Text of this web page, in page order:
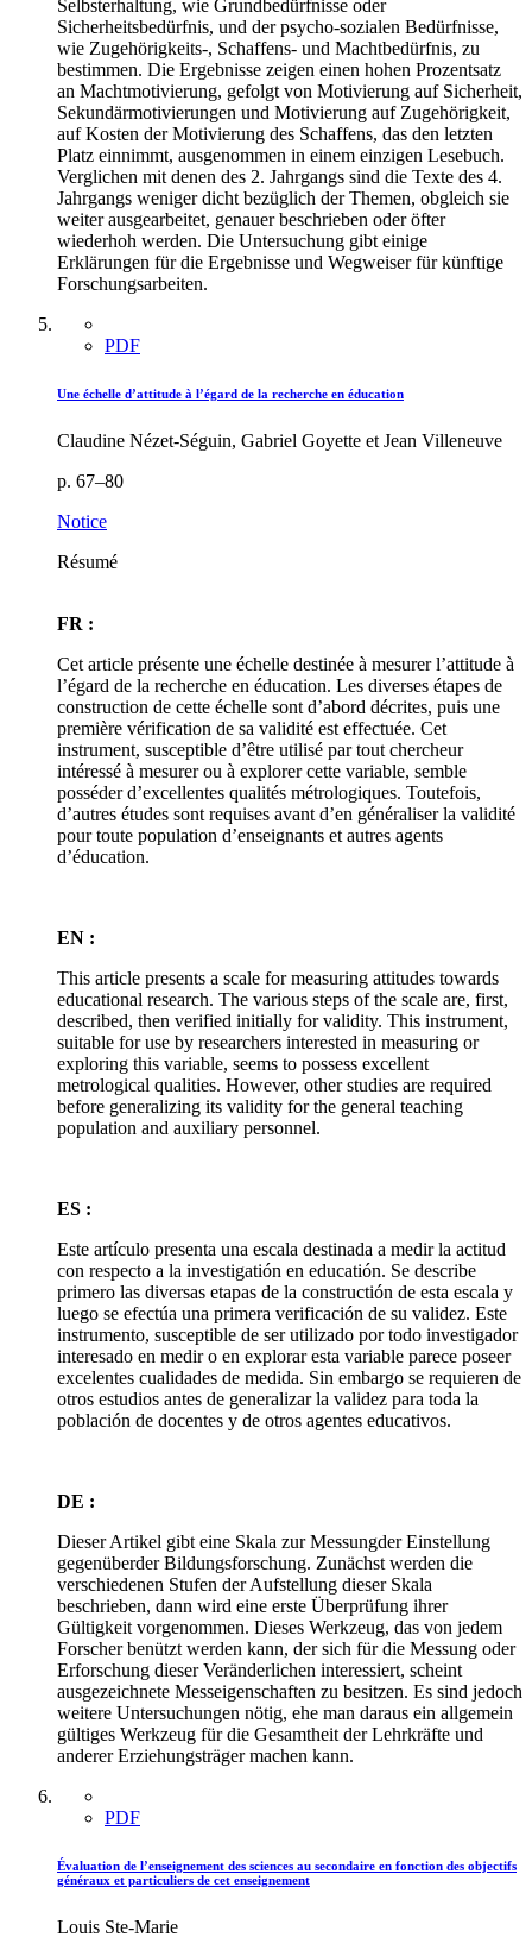
Selbsterhaltung, wie Grundbedürfnisse oder
Sicherheitsbedürfnis, und der psycho-sozialen Bedürfnisse,
wie Zugehörigkeits-, Schaffens- und Machtbedürfnis, zu
bestimmen. Die Ergebnisse zeigen einen hohen Prozentsatz
an Machtmotivierung, gefolgt von Motivierung auf Sicherheit,
Sekundärmotivierungen und Motivierung auf Zugehörigkeit,
auf Kosten der Motivierung des Schaffens, das den letzten
Platz einnimmt, ausgenommen in einem einzigen Lesebuch.
Verglichen mit denen des 2. Jahrgangs sind die Texte des 4.
Jahrgangs weniger dicht bezüglich der Themen, obgleich sie
weiter ausgearbeitet, genauer beschrieben oder öfter
wiederhoh werden. Die Untersuchung gibt einige
Erklärungen für die Ergebnisse und Wegweiser für künftige
Forschungsarbeiten.
PDF
Une échelle d’attitude à l’égard de la recherche en éducation
Claudine Nézet-Séguin, Gabriel Goyette et Jean Villeneuve
p. 67–80
Notice
Résumé
FR :
Cet article présente une échelle destinée à mesurer l’attitude à
l’égard de la recherche en éducation. Les diverses étapes de
construction de cette échelle sont d’abord décrites, puis une
première vérification de sa validité est effectuée. Cet
instrument, susceptible d’être utilisé par tout chercheur
intéressé à mesurer ou à explorer cette variable, semble
posséder d’excellentes qualités métrologiques. Toutefois,
d’autres études sont requises avant d’en généraliser la validité
pour toute population d’enseignants et autres agents
d’éducation.
EN :
This article presents a scale for measuring attitudes towards
educational research. The various steps of the scale are, first,
described, then verified initially for validity. This instrument,
suitable for use by researchers interested in measuring or
exploring this variable, seems to possess excellent
metrological qualities. However, other studies are required
before generalizing its validity for the general teaching
population and auxiliary personnel.
ES :
Este artículo presenta una escala destinada a medir la actitud
con respecto a la investigatión en educatión. Se describe
primero las diversas etapas de la constructión de esta escala y
luego se efectúa una primera verificación de su validez. Este
instrumento, susceptible de ser utilizado por todo investigador
interesado en medir o en explorar esta variable parece poseer
excelentes cualidades de medida. Sin embargo se requieren de
otros estudios antes de generalizar la validez para toda la
población de docentes y de otros agentes educativos.
DE :
Dieser Artikel gibt eine Skala zur Messungder Einstellung
gegenüberder Bildungsforschung. Zunächst werden die
verschiedenen Stufen der Aufstellung dieser Skala
beschrieben, dann wird eine erste Überprüfung ihrer
Gültigkeit vorgenommen. Dieses Werkzeug, das von jedem
Forscher benützt werden kann, der sich für die Messung oder
Erforschung dieser Veränderlichen interessiert, scheint
ausgezeichnete Messeigenschaften zu besitzen. Es sind jedoch
weitere Untersuchungen nötig, ehe man daraus ein allgemein
gültiges Werkzeug für die Gesamtheit der Lehrkräfte und
anderer Erziehungsträger machen kann.
PDF
Évaluation de l’enseignement des sciences au secondaire en fonction des objectifs
généraux et particuliers de cet enseignement
Louis Ste-Marie